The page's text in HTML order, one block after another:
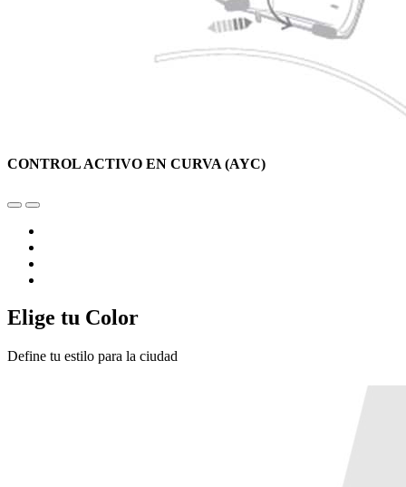
CONTROL ACTIVO EN CURVA (AYC)
Elige tu Color
Define tu estilo para la ciudad